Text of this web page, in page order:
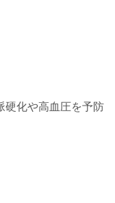
硬化や高血圧を予防